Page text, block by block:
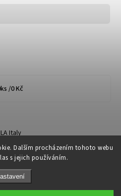
Dalším procházením tohoto webu
s jejich používáním.
ks /0 Kč
Italy